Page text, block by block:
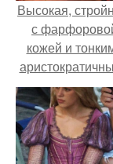
Высокая,
с
кожей и
чертами, эль
выглядит так,
сошла с
художника.